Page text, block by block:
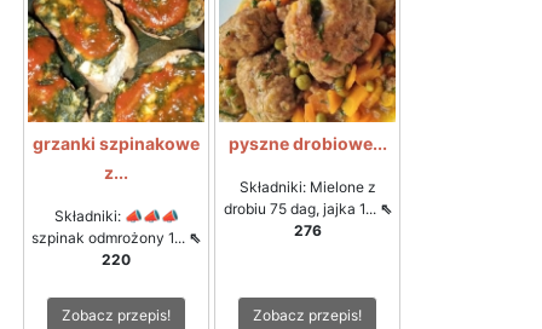
grzanki szpinakowe
z...
Składniki: 📣📣📣
szpinak odmrożony 1... ⇖
220
Zobacz przepis!
pyszne drobiowe...
Składniki: Mielone z
drobiu 75 dag, jajka 1... ⇖
276
Zobacz przepis!